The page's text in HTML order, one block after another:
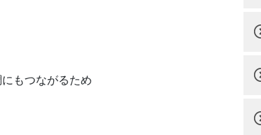
もつながるため